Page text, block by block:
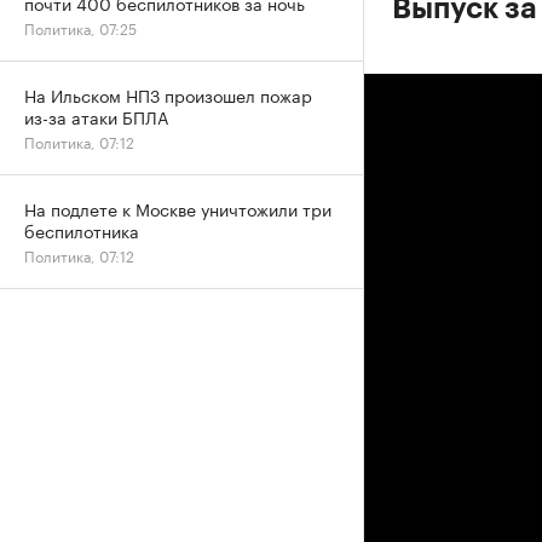
Выпуск
Политика, 07:25
На Ильском НПЗ произошел пожар
из-за атаки БПЛА
Политика, 07:12
На подлете к Москве уничтожили три
беспилотника
Политика, 07:12